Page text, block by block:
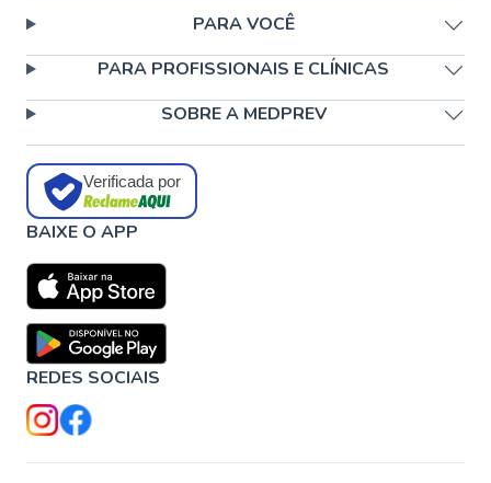
PARA VOCÊ
PARA PROFISSIONAIS E CLÍNICAS
SOBRE A MEDPREV
Verificada por
BAIXE O APP
REDES SOCIAIS